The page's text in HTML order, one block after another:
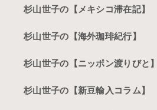
杉山世子の【メキシコ滞在記】
杉山世子の【海外珈琲紀行】
杉山世子の【ニッポン渡りびと】
杉山世子の【新豆輸入コラム】